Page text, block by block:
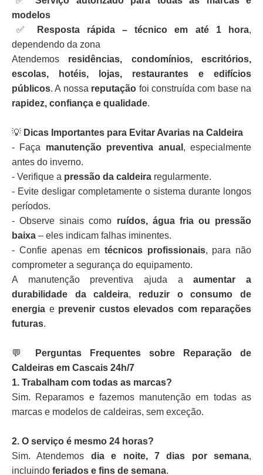
modelos
✅
Resposta rápida – técnico em até 1 hora,
dependendo da zona
Atendemos residências, condomínios, escritórios,
escolas, hotéis, lojas, restaurantes e edifícios
públicos. A nossa reputação foi construída com base na
rapidez, confiança e qualidade.
💡 Dicas Importantes para Evitar Avarias na Caldeira
- Faça manutenção preventiva anual , especialmente
antes do inverno.
- Verifique a pressão da caldeira regularmente.
- Evite desligar completamente o sistema durante longos
períodos.
- Observe sinais como ruídos, água fria ou pressão
baixa – eles indicam falhas iminentes.
- Confie apenas em técnicos profissionais, para não
comprometer a segurança do equipamento.
A manutenção preventiva ajuda aaumentar a
durabilidade da caldeira, reduzir o consumo de
energia e prevenir custos elevados com reparações
futuras.
💬
Perguntas Frequentes sobre Reparação de
Caldeiras em Cascais 24h/7
1. Trabalham com todas as marcas?
Sim. Reparamos e fazemos manutenção em todas as
marcas e modelos de caldeiras, sem exceção.
2. O serviço é mesmo 24 horas?
Sim. Atendemos dia e noite, 7 dias por semana,
incluindo feriados e fins de semana.